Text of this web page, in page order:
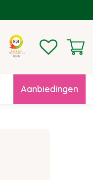
Aanbiedingen